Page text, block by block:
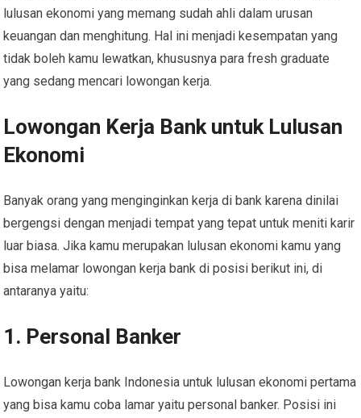
lulusan ekonomi yang memang sudah ahli dalam urusan
keuangan dan menghitung. Hal ini menjadi kesempatan yang
tidak boleh kamu lewatkan, khususnya para fresh graduate
yang sedang mencari lowongan kerja.
Lowongan Kerja Bank untuk Lulusan
Ekonomi
Banyak orang yang menginginkan kerja di bank karena dinilai
bergengsi dengan menjadi tempat yang tepat untuk meniti karir
luar biasa. Jika kamu merupakan lulusan ekonomi kamu yang
bisa melamar lowongan kerja bank di posisi berikut ini, di
antaranya yaitu:
1. Personal Banker
Lowongan kerja bank Indonesia untuk lulusan ekonomi pertama
yang bisa kamu coba lamar yaitu personal banker. Posisi ini